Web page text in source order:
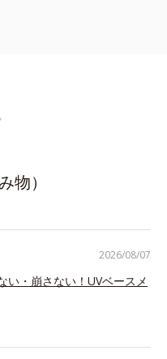
物）
い・崩さない！UVベースメ
2026/08/07